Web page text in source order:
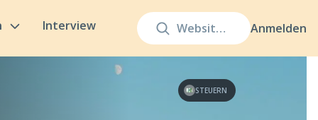
Anmelden
Interview
STEUERN